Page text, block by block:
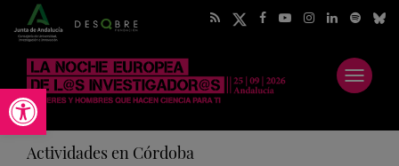
Abrir barra de herramientas
Abrir
menú
Actividades en Córdoba